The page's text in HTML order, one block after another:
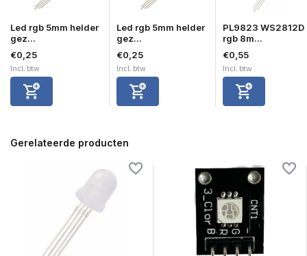
Led rgb 5mm helder
gez...
€0,25
Incl. btw
Led rgb 5mm helder
gez...
€0,25
Incl. btw
PL9823 WS2812D
rgb 8m...
€0,55
Incl. btw
Gerelateerde producten